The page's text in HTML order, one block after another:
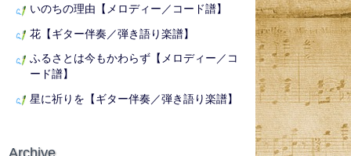
いのちの理由【メロディー／コード譜】
花【ギター伴奏／弾き語り楽譜】
ふるさとは今もかわらず【メロディー／コ
ード譜】
星に祈りを【ギター伴奏／弾き語り楽譜】
Archive